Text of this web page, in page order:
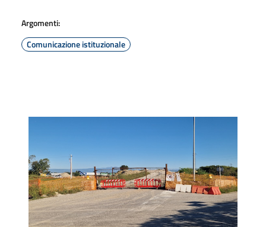
Argomenti:
Comunicazione istituzionale